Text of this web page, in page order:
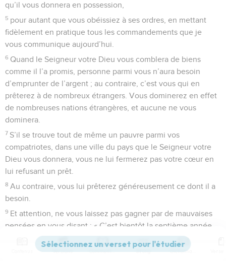
qu’il vous donnera en possession,
5 pour autant que vous obéissiez à ses ordres, en mettant
fidèlement en pratique tous les commandements que je
vous communique aujourd’hui.
6 Quand le Seigneur votre Dieu vous comblera de biens
comme il l’a promis, personne parmi vous n’aura besoin
d’emprunter de l’argent ; au contraire, c’est vous qui en
prêterez à de nombreux étrangers. Vous dominerez en effet
de nombreuses nations étrangères, et aucune ne vous
dominera.
7 S’il se trouve tout de même un pauvre parmi vos
compatriotes, dans une ville du pays que le Seigneur votre
Dieu vous donnera, vous ne lui fermerez pas votre cœur en
lui refusant un prêt.
8 Au contraire, vous lui prêterez généreusement ce dont il a
besoin.
9 Et attention, ne vous laissez pas gagner par de mauvaises
pensées en vous disant : « C’est bientôt la septième année,
l’année de la remise des dettes. » N’allez pas vous montrer
durs, pour cette raison, à l’égard d’un compatriote pauvre, en
Versions Commentaires Strong